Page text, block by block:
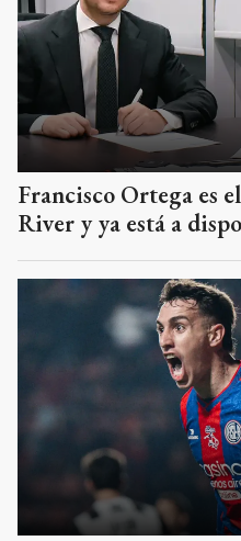
Francisco Ortega es
River y ya está a